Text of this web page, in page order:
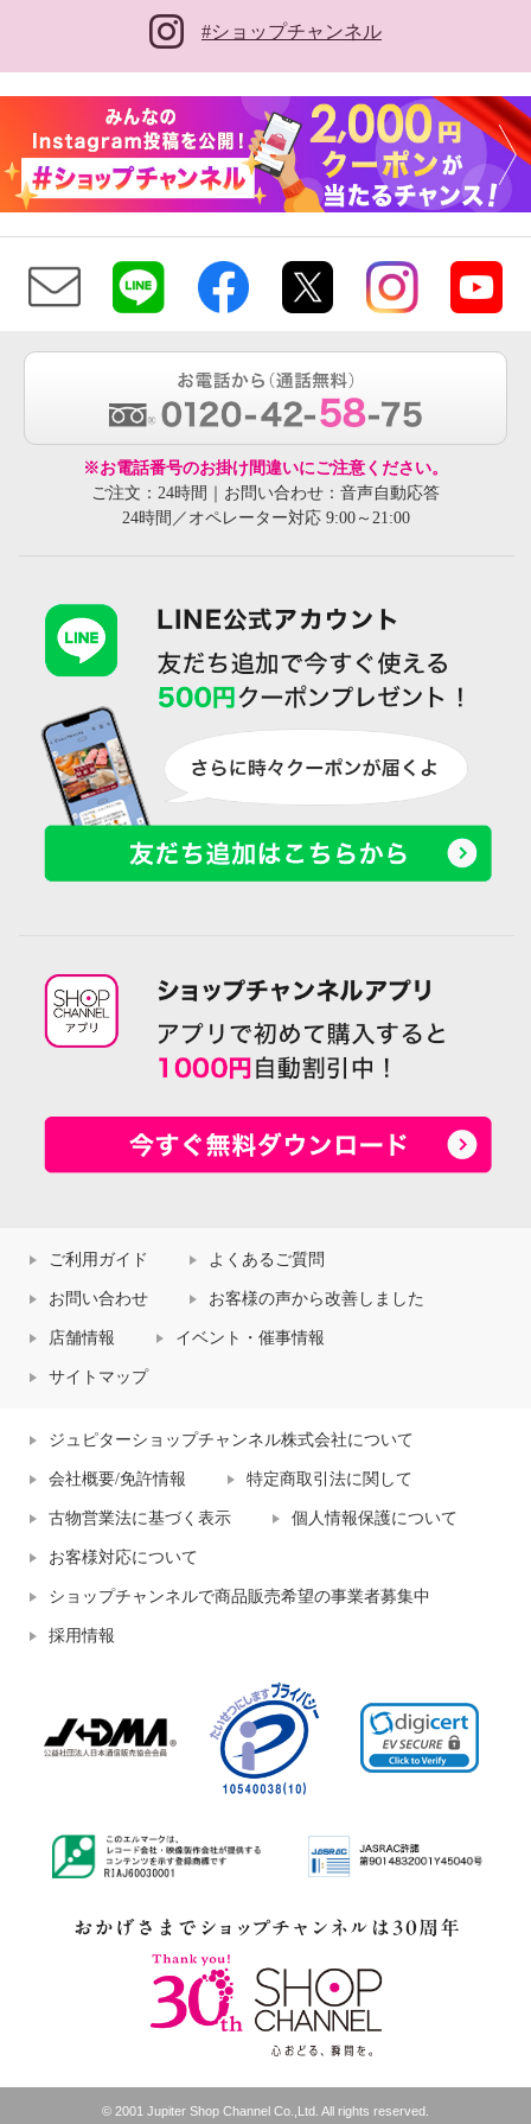
#ショップチャンネル
※お電話番号のお掛け間違いにご注意ください。
ご注文：24時間｜お問い合わせ：音声自動応答
24時間／オペレーター対応 9:00～21:00
ご利用ガイド よくあるご質問
お問い合わせ お客様の声から改善しました
店舗情報 イベント・催事情報
サイトマップ
ジュピターショップチャンネル株式会社について
会社概要/免許情報 特定商取引法に関して
古物営業法に基づく表示 個人情報保護について
お客様対応について
ショップチャンネルで商品販売希望の事業者募集中
採用情報
© 2001 Jupiter Shop Channel Co.,Ltd. All rights reserved.